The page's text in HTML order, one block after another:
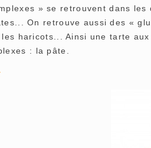
» se retrouvent dans
On retrouve aussi des «
haricots... Ainsi une tarte
: la pâte.